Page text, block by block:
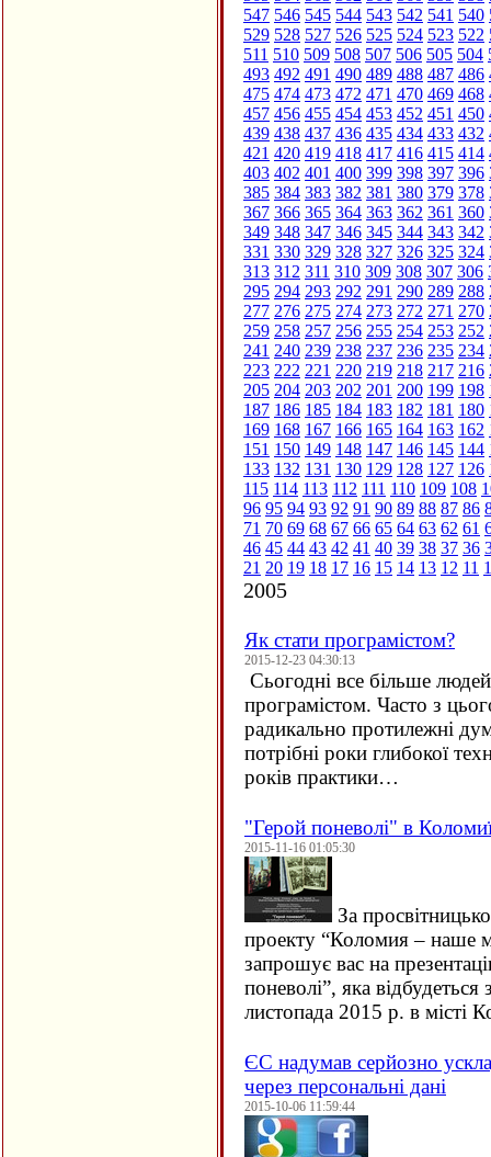
547 546 545 544 543 542 541 540
529 528 527 526 525 524 523 522
511 510 509 508 507 506 505 504
493 492 491 490 489 488 487 486
475 474 473 472 471 470 469 468
457 456 455 454 453 452 451 450
439 438 437 436 435 434 433 432
421 420 419 418 417 416 415 414
403 402 401 400 399 398 397 396
385 384 383 382 381 380 379 378
367 366 365 364 363 362 361 360
349 348 347 346 345 344 343 342
331 330 329 328 327 326 325 324
313 312 311 310 309 308 307 306
295 294 293 292 291 290 289 288
277 276 275 274 273 272 271 270
259 258 257 256 255 254 253 252
241 240 239 238 237 236 235 234
223 222 221 220 219 218 217 216
205 204 203 202 201 200 199 198
187 186 185 184 183 182 181 180
169 168 167 166 165 164 163 162
151 150 149 148 147 146 145 144
133 132 131 130 129 128 127 126
115 114 113 112 111 110 109 108
96 95 94 93 92 91 90 89 88 87 86
71 70 69 68 67 66 65 64 63 62 61
46 45 44 43 42 41 40 39 38 37 36
21 20 19 18 17 16 15 14 13 12 11
2005
Як стати програмістом?
2015-12-23 04:30:13
Сьогодні все більше
програмістом. Часто з
радикально протилежні
потрібні роки глибокої
років практики…
"Герой поневолі" в
2015-11-16 01:05:30
За
проекту “Коломия – наше
запрошує вас на
поневолі”, яка відбудеться
листопада 2015 р. в місті
ЄC надумав серйозно
через персональні дані
2015-10-06 11:59:44